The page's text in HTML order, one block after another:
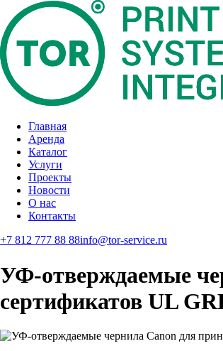
Главная
Аренда
Каталог
Услуги
Проекты
Новости
О нас
Контакты
+7 812 777 88 88info@tor-service.ru
УФ-отверждаемые
сертификатов UL